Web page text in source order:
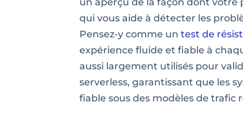
qui vous aide à détecter les
Pensez-y comme untest de
expérience fluide et fiable à
aussi largement utilisés pour
serverless, garantissant que les
fiable sous des modèles de trafic